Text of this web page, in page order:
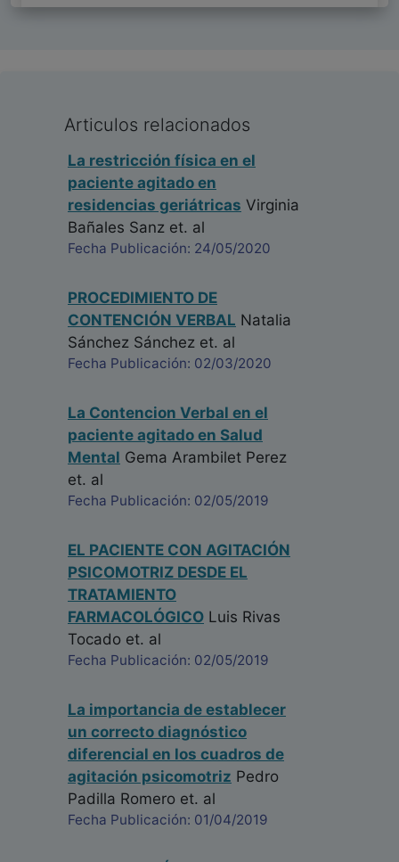
Articulos relacionados
La restricción física en el
paciente agitado en
residencias geriátricas Virginia
Bañales Sanz et. al
Fecha Publicación: 24/05/2020
PROCEDIMIENTO DE
CONTENCIÓN VERBAL Natalia
Sánchez Sánchez et. al
Fecha Publicación: 02/03/2020
La Contencion Verbal en el
paciente agitado en Salud
Mental Gema Arambilet Perez
et. al
Fecha Publicación: 02/05/2019
EL PACIENTE CON AGITACIÓN
PSICOMOTRIZ DESDE EL
TRATAMIENTO
FARMACOLÓGICO Luis Rivas
Tocado et. al
Fecha Publicación: 02/05/2019
La importancia de establecer
un correcto diagnóstico
diferencial en los cuadros de
agitación psicomotriz Pedro
Padilla Romero et. al
Fecha Publicación: 01/04/2019